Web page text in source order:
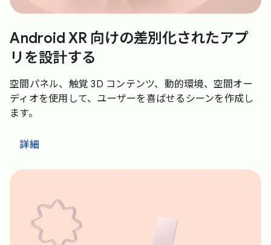
Android XR 向けの差別化されたアプ
リを設計する
空間パネル、触覚 3D コンテンツ、動的環境、空間オー
ディオを使用して、ユーザーを喜ばせるシーンを作成し
ます。
詳細